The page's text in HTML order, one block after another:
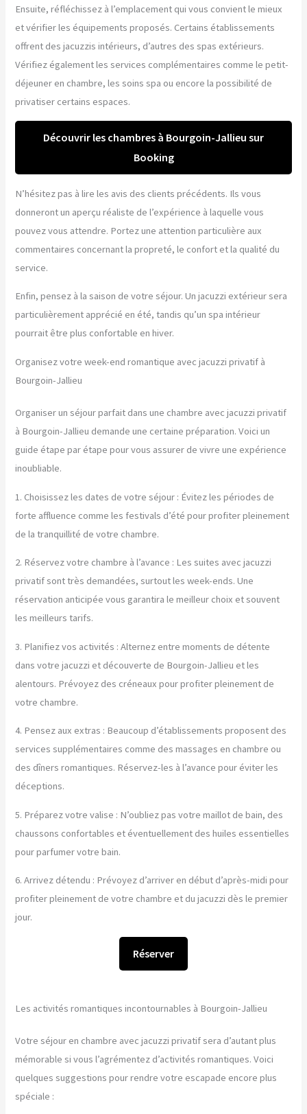
Ensuite, réfléchissez à l’emplacement qui vous convient le mieux
et vérifier les équipements proposés. Certains établissements
offrent des jacuzzis intérieurs, d’autres des spas extérieurs.
Vérifiez également les services complémentaires comme le petit-
déjeuner en chambre, les soins spa ou encore la possibilité de
privatiser certains espaces.
Découvrir les chambres à Bourgoin-Jallieu sur
Booking
N’hésitez pas à lire les avis des clients précédents. Ils vous
donneront un aperçu réaliste de l’expérience à laquelle vous
pouvez vous attendre. Portez une attention particulière aux
commentaires concernant la propreté, le confort et la qualité du
service.
Enfin, pensez à la saison de votre séjour. Un jacuzzi extérieur sera
particulièrement apprécié en été, tandis qu’un spa intérieur
pourrait être plus confortable en hiver.
Organisez votre week-end romantique avec jacuzzi privatif à
Bourgoin-Jallieu
Organiser un séjour parfait dans une chambre avec jacuzzi privatif
à Bourgoin-Jallieu demande une certaine préparation. Voici un
guide étape par étape pour vous assurer de vivre une expérience
inoubliable.
1. Choisissez les dates de votre séjour : Évitez les périodes de
forte affluence comme les festivals d’été pour profiter pleinement
de la tranquillité de votre chambre.
2. Réservez votre chambre à l’avance : Les suites avec jacuzzi
privatif sont très demandées, surtout les week-ends. Une
réservation anticipée vous garantira le meilleur choix et souvent
les meilleurs tarifs.
3. Planifiez vos activités : Alternez entre moments de détente
dans votre jacuzzi et découverte de Bourgoin-Jallieu et les
alentours. Prévoyez des créneaux pour profiter pleinement de
votre chambre.
4. Pensez aux extras : Beaucoup d’établissements proposent des
services supplémentaires comme des massages en chambre ou
des dîners romantiques. Réservez-les à l’avance pour éviter les
déceptions.
5. Préparez votre valise : N’oubliez pas votre maillot de bain, des
chaussons confortables et éventuellement des huiles essentielles
pour parfumer votre bain.
6. Arrivez détendu : Prévoyez d’arriver en début d’après-midi pour
profiter pleinement de votre chambre et du jacuzzi dès le premier
jour.
Réserver
Les activités romantiques incontournables à Bourgoin-Jallieu
Votre séjour en chambre avec jacuzzi privatif sera d’autant plus
mémorable si vous l’agrémentez d’activités romantiques. Voici
quelques suggestions pour rendre votre escapade encore plus
spéciale :